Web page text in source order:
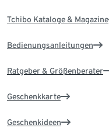
Tchibo Kataloge & Magazine
Bedienungsanleitungen
Ratgeber & Größenberater
Geschenkkarte
Geschenkideen